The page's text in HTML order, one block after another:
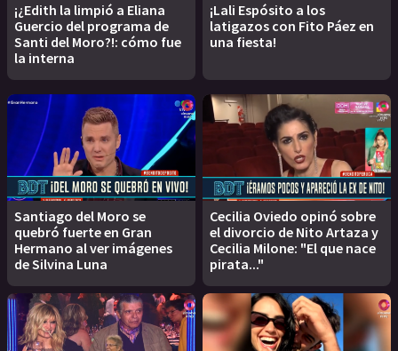
¡¿Edith la limpió a Eliana
Guercio del programa de
Santi del Moro?!: cómo fue
la interna
¡Lali Espósito a los
latigazos con Fito Páez en
una fiesta!
Santiago del Moro se
quebró fuerte en Gran
Hermano al ver imágenes
de Silvina Luna
Cecilia Oviedo opinó sobre
el divorcio de Nito Artaza y
Cecilia Milone: "El que nace
pirata..."